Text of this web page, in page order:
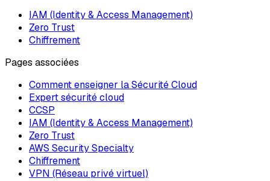
IAM (Identity & Access Management)
Zero Trust
Chiffrement
Pages associées
Comment enseigner la Sécurité Cloud
Expert sécurité cloud
CCSP
IAM (Identity & Access Management)
Zero Trust
AWS Security Specialty
Chiffrement
VPN (Réseau privé virtuel)